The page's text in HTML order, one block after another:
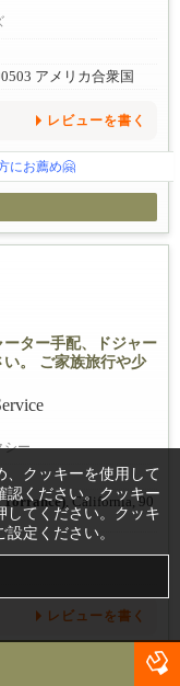
アメリカ合衆国
レビューを書く
にお薦め🤗
ター手配、ドジャー
。 ご家族旅行や少
シー
Torrance), California, 90
レビューを書く
WATCH DODGERS!
、クッキーを使用して
認ください。クッキー
してください。クッキ
定ください。